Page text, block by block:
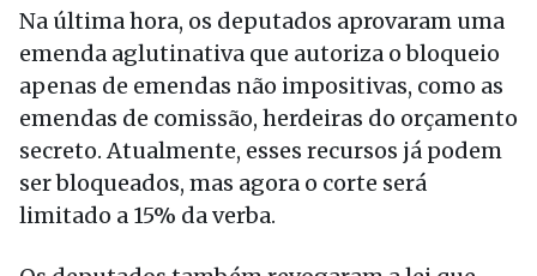
Na última hora, os deputados aprovaram uma
emenda aglutinativa que autoriza o bloqueio
apenas de emendas não impositivas, como as
emendas de comissão, herdeiras do orçamento
secreto. Atualmente, esses recursos já podem
ser bloqueados, mas agora o corte será
limitado a 15% da verba.